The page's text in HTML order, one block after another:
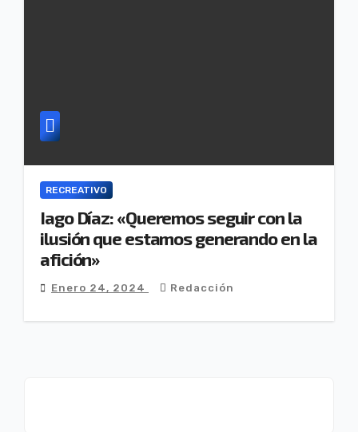
RECREATIVO
Iago Díaz: «Queremos seguir con la
ilusión que estamos generando en la
afición»
Enero 24, 2024 Redacción